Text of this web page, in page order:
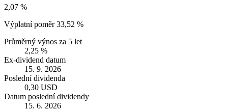
2,07 %
Výplatní poměr 33,52 %
Průměrný výnos za 5 let
2,25 %
Ex-dividend datum
15. 9. 2026
Poslední dividenda
0,30 USD
Datum poslední dividendy
15. 6. 2026